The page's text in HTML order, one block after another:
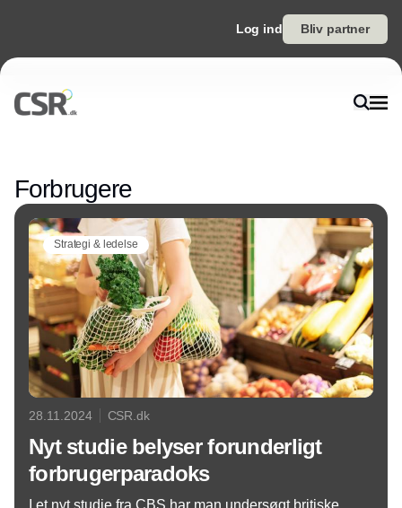
Log ind Bliv partner
Forbrugere
Strategi & ledelse
28.11.2024 CSR.dk
Nyt studie belyser forunderligt
forbrugerparadoks
I et nyt studie fra CBS har man undersøgt britiske